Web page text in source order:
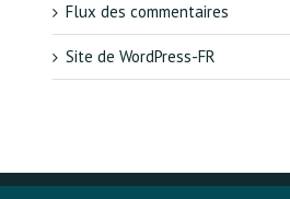
Flux des commentaires
Site de WordPress-FR